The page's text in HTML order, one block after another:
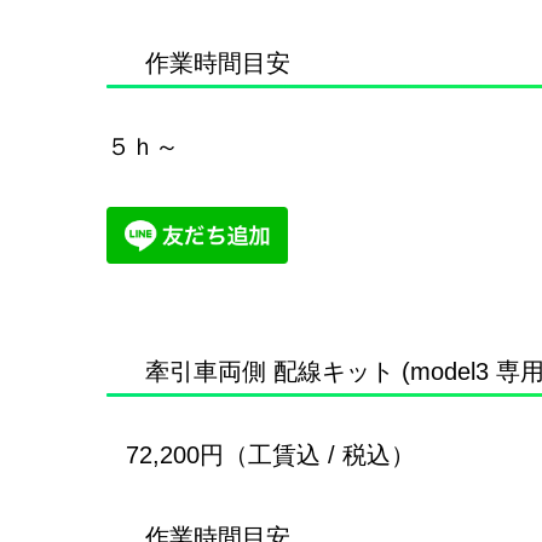
作業時間目安
５ｈ～
牽引車両側 配線キット (model3 専
72,200円（工賃込 / 税込）